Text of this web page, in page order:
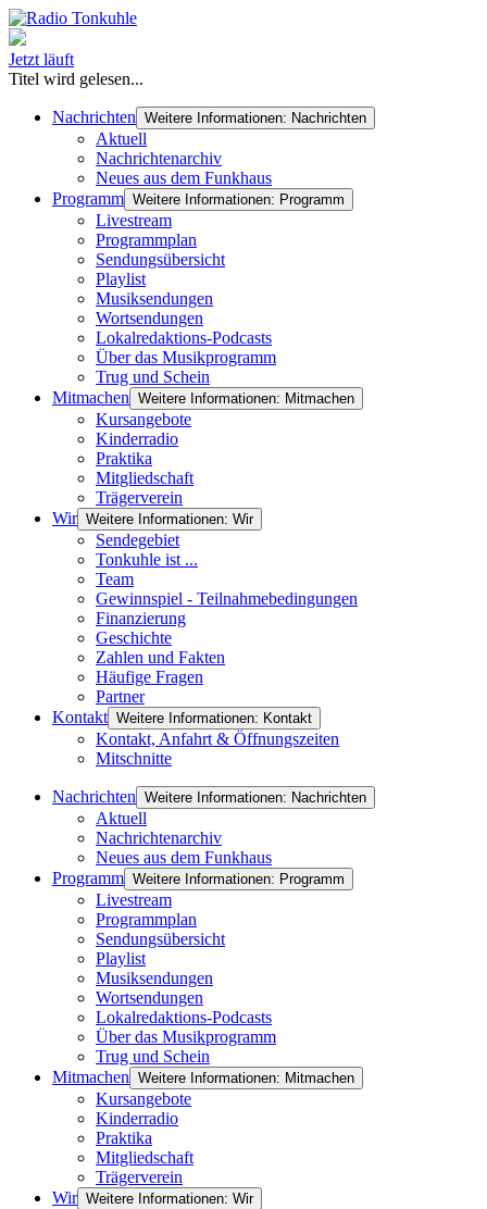
Jetzt läuft
Titel wird gelesen...
Nachrichten Weitere Informationen: Nachrichten
Aktuell
Nachrichtenarchiv
Neues aus dem Funkhaus
Programm Weitere Informationen: Programm
Livestream
Programmplan
Sendungsübersicht
Playlist
Musiksendungen
Wortsendungen
Lokalredaktions-Podcasts
Über das Musikprogramm
Trug und Schein
Mitmachen Weitere Informationen: Mitmachen
Kursangebote
Kinderradio
Praktika
Mitgliedschaft
Trägerverein
Wir Weitere Informationen: Wir
Sendegebiet
Tonkuhle ist ...
Team
Gewinnspiel - Teilnahmebedingungen
Finanzierung
Geschichte
Zahlen und Fakten
Häufige Fragen
Partner
Kontakt Weitere Informationen: Kontakt
Kontakt, Anfahrt & Öffnungszeiten
Mitschnitte
Nachrichten Weitere Informationen: Nachrichten
Aktuell
Nachrichtenarchiv
Neues aus dem Funkhaus
Programm Weitere Informationen: Programm
Livestream
Programmplan
Sendungsübersicht
Playlist
Musiksendungen
Wortsendungen
Lokalredaktions-Podcasts
Über das Musikprogramm
Trug und Schein
Mitmachen Weitere Informationen: Mitmachen
Kursangebote
Kinderradio
Praktika
Mitgliedschaft
Trägerverein
Wir Weitere Informationen: Wir